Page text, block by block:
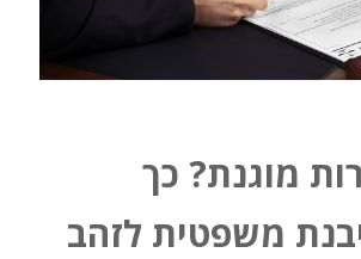
מוגנת? כך
משפטית לזהב